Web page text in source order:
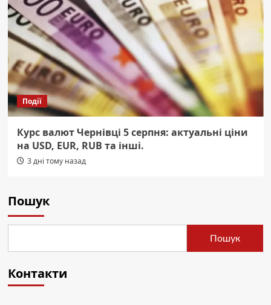
Події
Курс валют Чернівці 5 серпня: актуальні ціни
на USD, EUR, RUB та інші.
3 дні тому назад
Пошук
Пошук
Контакти